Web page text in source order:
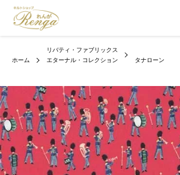
ホーム
リバティ・ファブリックス
エターナル・コレクション
タナローン